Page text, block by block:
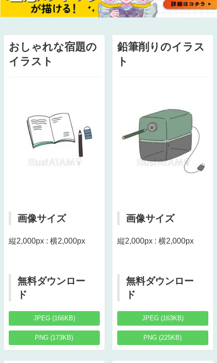
おしゃれな宿題の
イラスト
画像サイズ
縦2,000px : 横2,000px
無料ダウンロー
ド
JPEG (166KB)
PNG (173KB)
鉛筆削りのイラス
ト
画像サイズ
縦2,000px : 横2,000px
無料ダウンロー
ド
JPEG (163KB)
PNG (225KB)